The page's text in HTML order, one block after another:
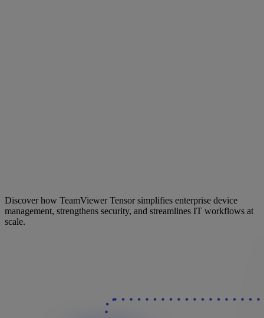
Discover how TeamViewer Tensor simplifies enterprise device
management, strengthens security, and streamlines IT workflows at
scale.